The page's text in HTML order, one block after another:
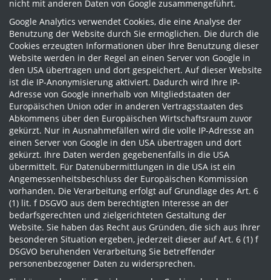
nicht mit anderen Daten von Google zusammengeführt.
Google Analytics verwendet Cookies, die eine Analyse der
Benutzung der Website durch Sie ermöglichen. Die durch die
Cookies erzeugten Informationen über Ihre Benutzung dieser
Website werden in der Regel an einen Server von Google in
den USA übertragen und dort gespeichert. Auf dieser Website
ist die IP-Anonymisierung aktiviert. Dadurch wird Ihre IP-
Adresse von Google innerhalb von Mitgliedstaaten der
Europäischen Union oder in anderen Vertragsstaaten des
Abkommens über den Europäischen Wirtschaftsraum zuvor
gekürzt. Nur in Ausnahmefällen wird die volle IP-Adresse an
einen Server von Google in den USA übertragen und dort
gekürzt. Ihre Daten werden gegebenenfalls in die USA
übermittelt. Für Datenübermittlungen in die USA ist ein
Angemessenheitsbeschluss der Europäischen Kommission
vorhanden. Die Verarbeitung erfolgt auf Grundlage des Art. 6
(1) lit. f DSGVO aus dem berechtigten Interesse an der
bedarfsgerechten und zielgerichteten Gestaltung der
Website. Sie haben das Recht aus Gründen, die sich aus Ihrer
besonderen Situation ergeben, jederzeit dieser auf Art. 6 (1) f
DSGVO beruhenden Verarbeitung Sie betreffender
personenbezogener Daten zu widersprechen.